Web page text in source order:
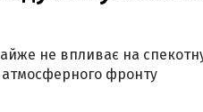
не впливає на
атмосферного фронту